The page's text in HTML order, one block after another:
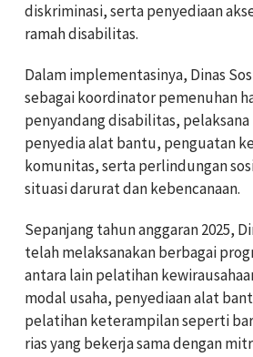
diskriminasi, serta penyediaan
ramah disabilitas.
Dalam implementasinya, Dinas
sebagai koordinator pemenuhan
penyandang disabilitas,
penyedia alat bantu, penguatan
komunitas, serta perlindungan
situasi darurat dan kebencanaan.
Sepanjang tahun anggaran 2025,
telah melaksanakan berbagai
antara lain pelatihan
modal usaha, penyediaan alat
pelatihan keterampilan seperti
rias yang bekerja sama dengan